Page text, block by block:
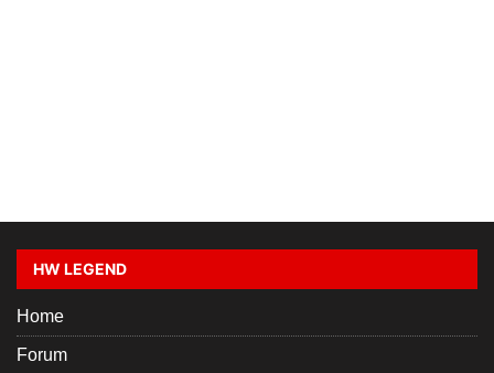
HW LEGEND
Home
Forum